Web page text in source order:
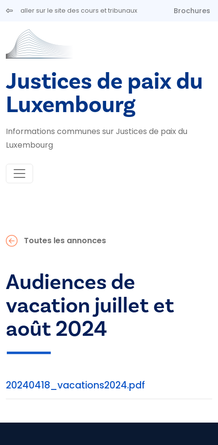
Aller au contenu principal
aller sur le site des cours et tribunaux Brochures
Justices de paix du
Luxembourg
Informations communes sur Justices de paix du
Luxembourg
Toutes les annonces
Audiences de
vacation juillet et
août 2024
20240418_vacations2024.pdf